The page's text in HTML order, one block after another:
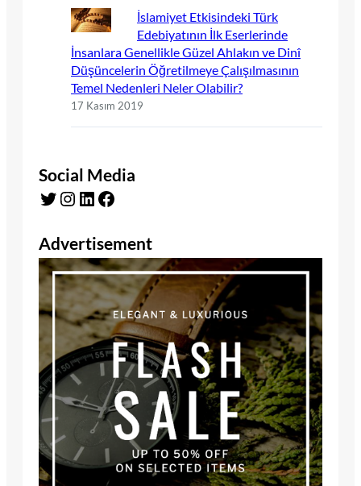
İslamiyet Etkisindeki Türk
Edebiyatının İlk Eserlerinde
İnsanlara Genellikle Güzel Ahlakın ve Dinî
Düşüncelerin Öğretilmeye Çalışılmasının
Temel Nedenleri Neler Olabilir?
17 Kasım 2019
Social Media
Twitter Instagram LinkedIn Facebook
Advertisement